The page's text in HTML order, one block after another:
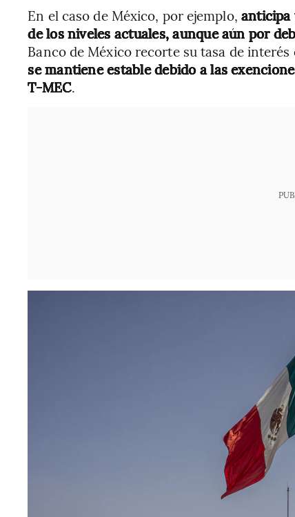
En el caso de México, por ejemplo, anticipa
de los niveles actuales, aunque aún por
Banco de México recorte su tasa de
se mantiene estable debido a las
T-MEC.